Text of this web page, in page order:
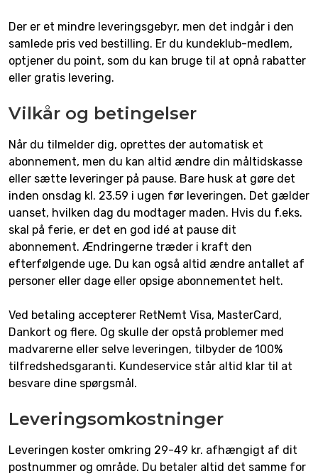
Der er et mindre leveringsgebyr, men det indgår i den
samlede pris ved bestilling. Er du kundeklub-medlem,
optjener du point, som du kan bruge til at opnå rabatter
eller gratis levering.
Vilkår og betingelser
Når du tilmelder dig, oprettes der automatisk et
abonnement, men du kan altid ændre din måltidskasse
eller sætte leveringer på pause. Bare husk at gøre det
inden onsdag kl. 23.59 i ugen før leveringen. Det gælder
uanset, hvilken dag du modtager maden. Hvis du f.eks.
skal på ferie, er det en god idé at pause dit
abonnement. Ændringerne træder i kraft den
efterfølgende uge. Du kan også altid ændre antallet af
personer eller dage eller opsige abonnementet helt.
Ved betaling accepterer RetNemt Visa, MasterCard,
Dankort og flere. Og skulle der opstå problemer med
madvarerne eller selve leveringen, tilbyder de 100%
tilfredshedsgaranti. Kundeservice står altid klar til at
besvare dine spørgsmål.
Leveringsomkostninger
Leveringen koster omkring 29-49 kr. afhængigt af dit
postnummer og område. Du betaler altid det samme for